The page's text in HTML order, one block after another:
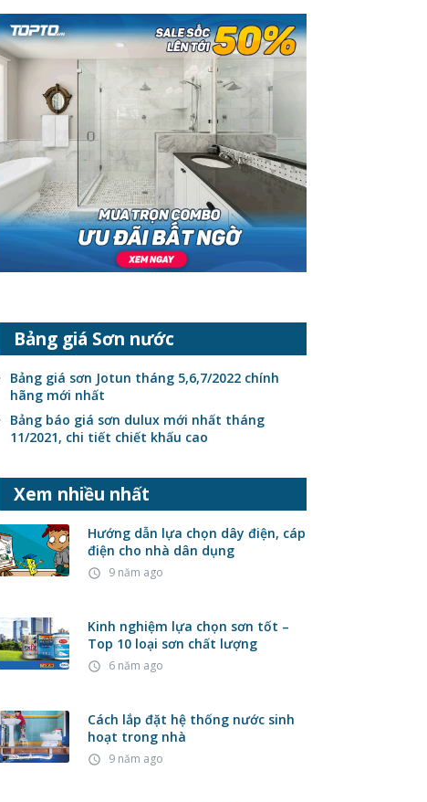
Bảng giá Sơn nước
Bảng giá sơn Jotun tháng 5,6,7/2022 chính
hãng mới nhất
Bảng báo giá sơn dulux mới nhất tháng
11/2021, chi tiết chiết khấu cao
Xem nhiều nhất
Hướng dẫn lựa chọn dây điện, cáp
điện cho nhà dân dụng
access_time 9 năm ago
Kinh nghiệm lựa chọn sơn tốt –
Top 10 loại sơn chất lượng
access_time 6 năm ago
Cách lắp đặt hệ thống nước sinh
hoạt trong nhà
access_time 9 năm ago